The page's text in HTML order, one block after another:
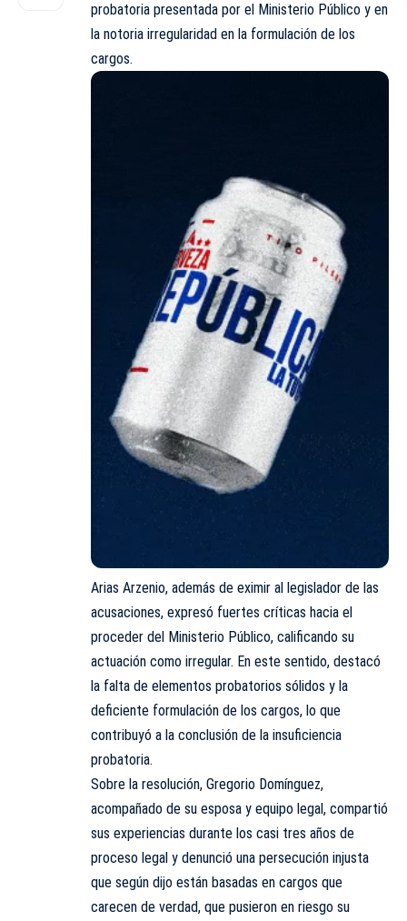
probatoria presentada por el Ministerio Público y en
la notoria irregularidad en la formulación de los
cargos.
Arias Arzenio, además de eximir al legislador de las
acusaciones, expresó fuertes críticas hacia el
proceder del Ministerio Público, calificando su
actuación como irregular. En este sentido, destacó
la falta de elementos probatorios sólidos y la
deficiente formulación de los cargos, lo que
contribuyó a la conclusión de la insuficiencia
probatoria.
Sobre la resolución, Gregorio Domínguez,
acompañado de su esposa y equipo legal, compartió
sus experiencias durante los casi tres años de
proceso legal y denunció una persecución injusta
que según dijo están basadas en cargos que
carecen de verdad, que pusieron en riesgo su